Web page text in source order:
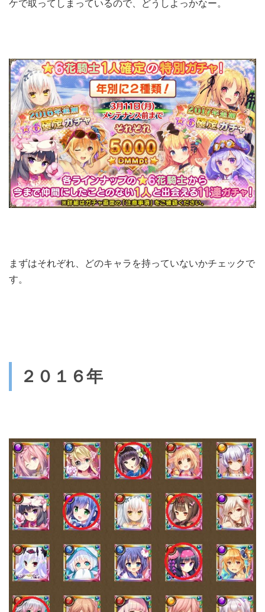
ケで取ってしまっているので、どうしよっかなー。
まずはそれぞれ、どのキャラを持っていないかチェックで
す。
２０１６年